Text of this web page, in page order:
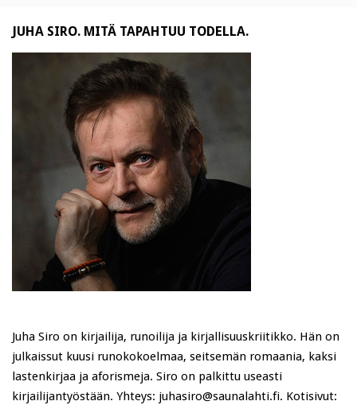
JUHA SIRO. MITÄ TAPAHTUU TODELLA.
Juha Siro on kirjailija, runoilija ja kirjallisuuskriitikko. Hän on
julkaissut kuusi runokokoelmaa, seitsemän romaania, kaksi
lastenkirjaa ja aforismeja. Siro on palkittu useasti
kirjailijantyöstään. Yhteys: juhasiro@saunalahti.fi. Kotisivut: